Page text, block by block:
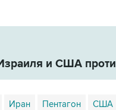
и США
Иран Пентагон США